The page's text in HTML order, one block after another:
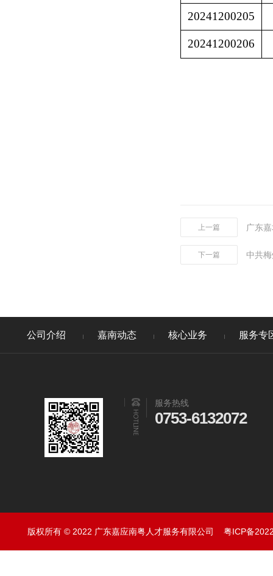
20241200205
20241200206
上一篇 广东
下一篇 中共
公司介绍 嘉南动态 核心业务 服务专
服务热线
0753-6132072
版权所有 © 2022 广东嘉应南粤人才服务有限公司 粤ICP备